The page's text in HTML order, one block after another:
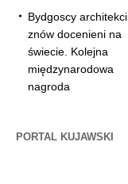
Bydgoscy architekci
znów docenieni na
świecie. Kolejna
międzynarodowa
nagroda
PORTAL KUJAWSKI